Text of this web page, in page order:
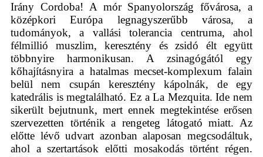
Irány Cordoba! A mór Spanyolország fővárosa, a
középkori Európa legnagyszerűbb városa, a
tudományok, a vallási tolerancia centruma, ahol
félmillió muszlim, keresztény és zsidó élt együtt
többnyire harmonikusan. A zsinagógától egy
kőhajításnyira a hatalmas mecset-komplexum falain
belül nem csupán keresztény kápolnák, de egy
katedrális is megtalálható. Ez a La Mezquita. Ide nem
sikerült bejutnunk, mert ennek megtekintése erősen
szervezetten történik a rengeteg látogató miatt. Az
előtte lévő udvart azonban alaposan megcsodáltuk,
ahol a szertartások előtti mosakodás történt régen.